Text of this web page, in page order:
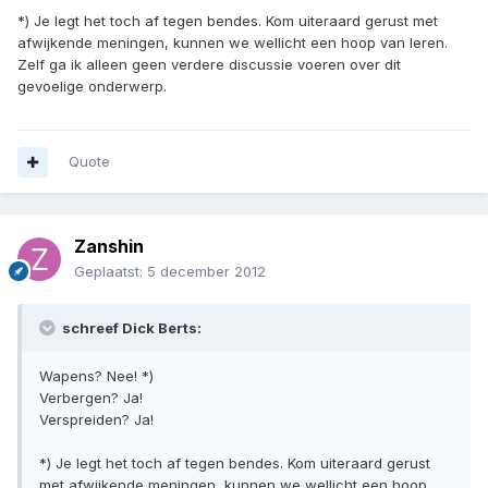
*) Je legt het toch af tegen bendes. Kom uiteraard gerust met
afwijkende meningen, kunnen we wellicht een hoop van leren.
Zelf ga ik alleen geen verdere discussie voeren over dit
gevoelige onderwerp.
Quote
Zanshin
Geplaatst: 5 december 2012
schreef Dick Berts:
Wapens? Nee! *)
Verbergen? Ja!
Verspreiden? Ja!
*) Je legt het toch af tegen bendes. Kom uiteraard gerust